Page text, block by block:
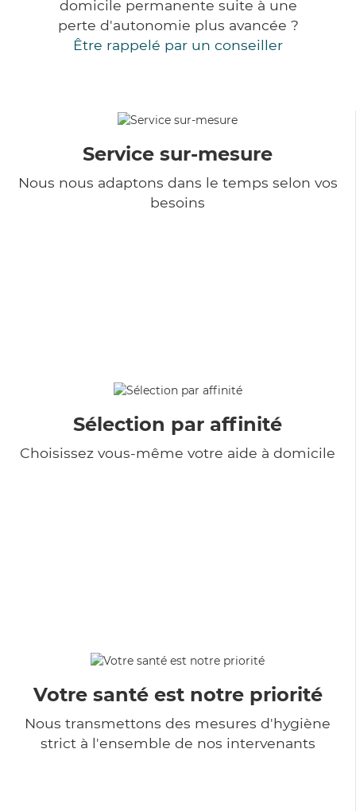
domicile permanente suite à une
perte d'autonomie plus avancée ?
Être rappelé par un conseiller
Service sur-mesure
Nous nous adaptons dans le temps selon vos
besoins
Sélection par affinité
Choisissez vous-même votre aide à domicile
Votre santé est notre priorité
Nous transmettons des mesures d'hygiène
strict à l'ensemble de nos intervenants